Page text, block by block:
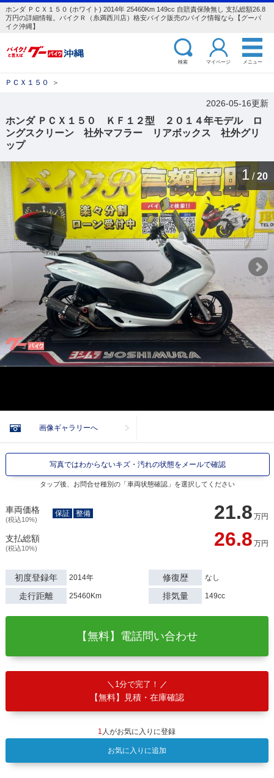
ホンダ ＰＣＸ１５０ (ホワイト) 2014年 25460Km 149cc 自賠責保険無し 支払総額26.8
万円の詳細情報。バイクＲ（糸満西川店）格安バイク販売のバイク情報なら【グーバ
イク沖縄】
検索 マイページ メニュー
ＰＣＸ１５０ ＞
2026-05-16更新
ホンダ ＰＣＸ１５０ ＫＦ１２型 ２０１４年モデル ロ
ングスクリーン 社外マフラー リアボックス 社外グリ
ップ
1 / 20
画像ギャラリーへ
写真ではわからないキズ・汚れの状態をメールで確認
タップ後、お問合せ種別の「車両状態確認」を選択してください
車両価格
(税込10%) 21.8 万円
保証 整備
支払総額
(税込10%) 26.8 万円
初度登録年 2014年 修復歴 なし
走行距離 25460Km 排気量 149cc
【無料】電話問い合わせ
1分で完了！
【無料】見積・在庫確認
1 人がお気に入りに登録
お気に入りに追加